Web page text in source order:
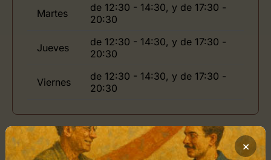
Martes
de 12:30 - 14:30, y de 17:30 -
20:30
Jueves
de 12:30 - 14:30, y de 17:30 -
20:30
Viernes
de 12:30 - 14:30, y de 17:30 -
20:30
Ubicación de Trinta ×